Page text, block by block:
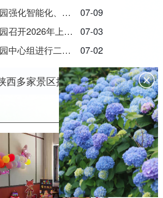
秦岭国家植物园强化智能化、精细化巡防管理
07-09
秦岭国家植物园召开2026年上半年工作总结会暨下半年工作部署会
07-03
秦岭国家植物园中心组进行二〇二六年第七次集中学习
07-02
景区推出中高考考生专属优惠